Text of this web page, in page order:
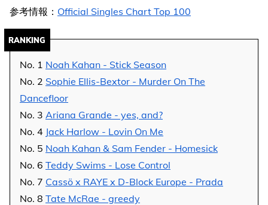
参考情報： Official Singles Chart Top 100
RANKING
No. 1 Noah Kahan - Stick Season
No. 2 Sophie Ellis-Bextor - Murder On The
Dancefloor
No. 3 Ariana Grande - yes, and?
No. 4 Jack Harlow - Lovin On Me
No. 5 Noah Kahan & Sam Fender - Homesick
No. 6 Teddy Swims - Lose Control
No. 7 Cassö x RAYE x D-Block Europe - Prada
No. 8 Tate McRae - greedy